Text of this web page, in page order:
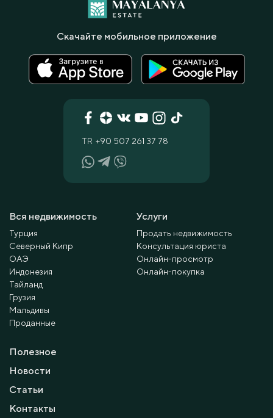
Вся недвижимость
Турция
Северный Кипр
ОАЭ
Индонезия
Тайланд
Грузия
Мальдивы
Проданные
Услуги
Продать недвижимость
Консультация юриста
Онлайн-просмотр
Онлайн-покупка
Полезное
Новости
Статьи
Контакты
TR +90 507 261 37 78
Скачайте мобильное приложение